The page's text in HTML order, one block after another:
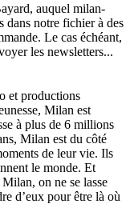
auquel milan-
dans notre fichier à des
Le cas échéant,
les newsletters...
et productions
Milan est
à plus de 6 millions
Milan est du côté
de leur vie. Ils
le monde. Et
on ne se lasse
d’eux pour être là où